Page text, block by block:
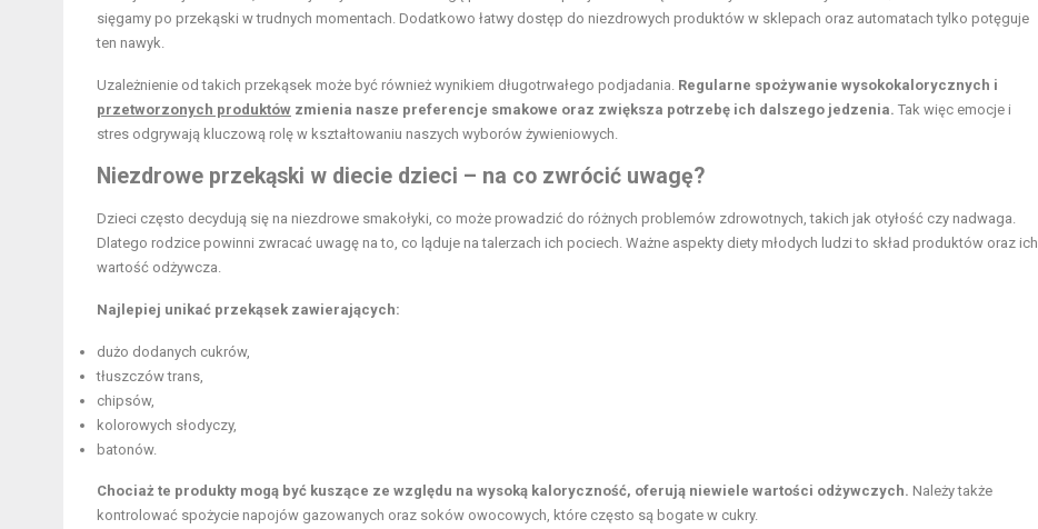
sięgamy po przekąski w trudnych momentach. Dodatkowo łatwy dostęp do niezdrowych produktów w sklepach oraz automatach tylko potęguje
ten nawyk.
Uzależnienie od takich przekąsek może być również wynikiem długotrwałego podjadania. Regularne spożywanie wysokokalorycznych i
przetworzonych produktów zmienia nasze preferencje smakowe oraz zwiększa potrzebę ich dalszego jedzenia. Tak więc emocje i
stres odgrywają kluczową rolę w kształtowaniu naszych wyborów żywieniowych.
Niezdrowe przekąski w diecie dzieci – na co zwrócić uwagę?
Dzieci często decydują się na niezdrowe smakołyki, co może prowadzić do różnych problemów zdrowotnych, takich jak otyłość czy nadwaga.
Dlatego rodzice powinni zwracać uwagę na to, co ląduje na talerzach ich pociech. Ważne aspekty diety młodych ludzi to skład produktów oraz ich
wartość odżywcza.
Najlepiej unikać przekąsek zawierających:
dużo dodanych cukrów,
tłuszczów trans,
chipsów,
kolorowych słodyczy,
batonów.
Chociaż te produkty mogą być kuszące ze względu na wysoką kaloryczność, oferują niewiele wartości odżywczych. Należy także
kontrolować spożycie napojów gazowanych oraz soków owocowych, które często są bogate w cukry.